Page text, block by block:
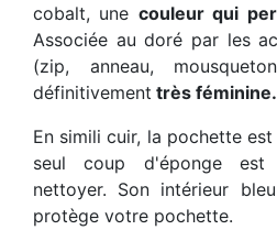
cobalt, une couleur qui
Associée au doré par les
(zip, anneau,
définitivement très féminine.
En simili cuir, la pochette
seul coup d'éponge est
nettoyer. Son intérieur
protège votre pochette.